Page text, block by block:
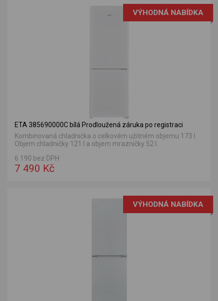
VÝHODNÁ NABÍDKA
ETA 385690000C bílá Prodloužená záruka po registraci
Kombinovaná chladnička o celkovém užitném objemu 173 l.
Objem chladničky 121 l a objem mrazničky 52 l.
6 190 bez DPH
7 490 Kč
VÝHODNÁ NABÍDKA